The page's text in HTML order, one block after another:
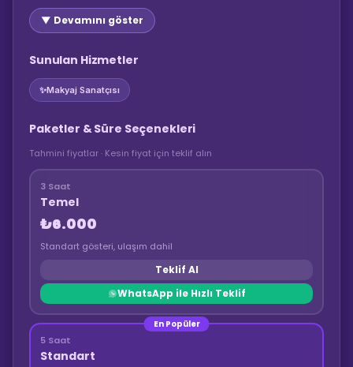
▼ Devamını göster
Sunulan Hizmetler
✨Makyaj Sanatçısı
Paketler & Süre Seçenekleri
Tahmini fiyatlar · Kesin fiyat için teklif alın
3 Saat
Temel
₺6.000
Standart gösteri, ulaşım dahil
Teklif Al
WhatsApp ile Hızlı Teklif
En Popüler
5 Saat
Standart